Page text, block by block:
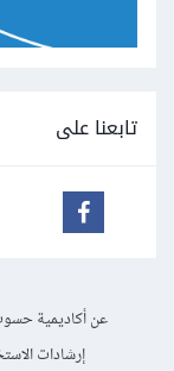
تابعنا على
عن أكاديمية
إرشادات